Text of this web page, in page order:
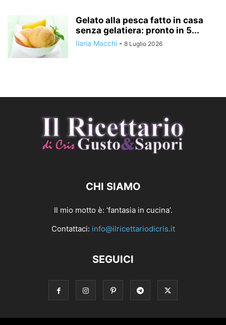
Gelato alla pesca fatto in casa
senza gelatiera: pronto in 5...
Ilaria Macchi - 8 Luglio 2026
CHI SIAMO
Il mio motto è: ‘fantasia in cucina’.
Contattaci: info@ilricettariodicris.it
SEGUICI